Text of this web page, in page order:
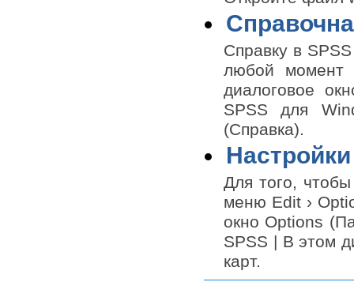
Справку в
любой момент
диалоговое
SPSS для
(Справка).
Настройки
Для того,
меню Edit ›
окно Options
SPSS | В этом
карт.